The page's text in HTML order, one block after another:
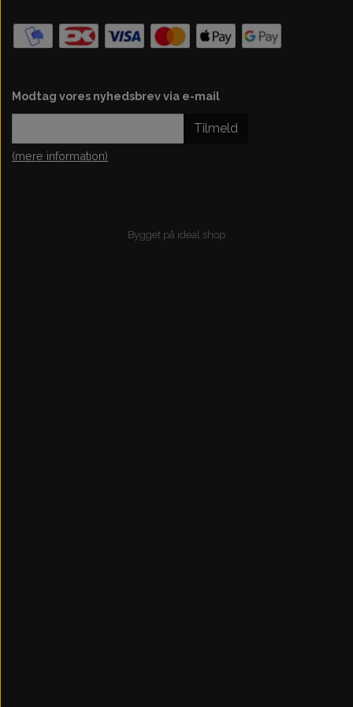
Ventiler
Variatorrem
Modtag vores nyhedsbrev via e-mail
Tilmeld
(mere information)
Bygget på ideal.shop